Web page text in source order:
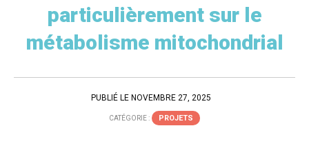
particulièrement sur le
métabolisme mitochondrial
PUBLIÉ LE NOVEMBRE 27, 2025
CATÉGORIE : PROJETS